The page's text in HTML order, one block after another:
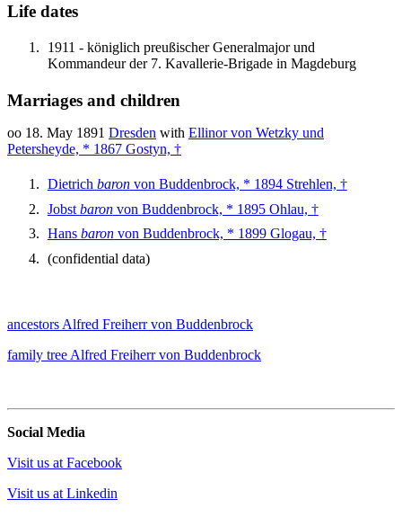
Life dates
1911 - königlich preußischer Generalmajor und
Kommandeur der 7. Kavallerie-Brigade in Magdeburg
Marriages and children
oo 18. May 1891 Dresden with Ellinor von Wetzky und
Petersheyde, * 1867 Gostyn, †
Dietrich baronvon Buddenbrock, * 1894 Strehlen, †
Jobst baronvon Buddenbrock, * 1895 Ohlau, †
Hans baronvon Buddenbrock, * 1899 Glogau, †
(confidential data)
ancestors Alfred Freiherr von Buddenbrock
family tree Alfred Freiherr von Buddenbrock
Social Media
Visit us at Facebook
Visit us at Linkedin